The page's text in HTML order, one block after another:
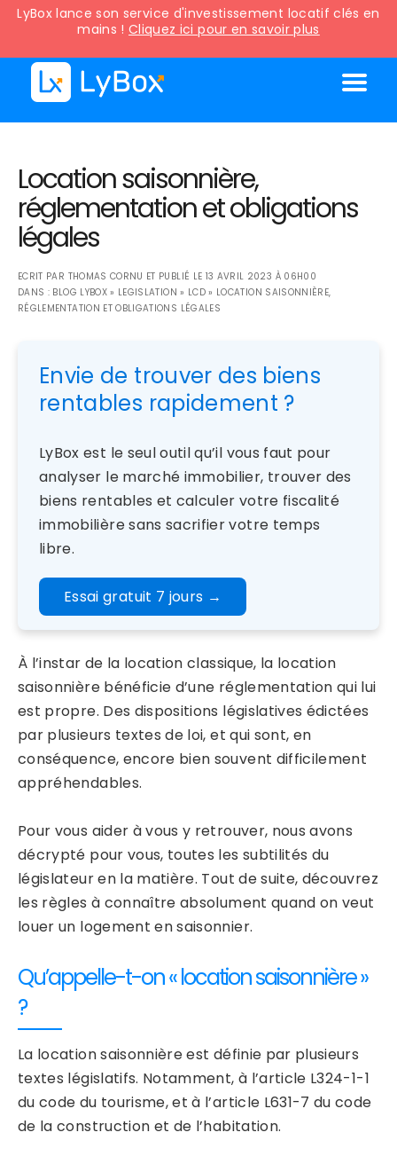
LyBox lance son service d'investissement locatif clés en
mains ! Cliquez ici pour en savoir plus
Location saisonnière,
réglementation et obligations
légales
ECRIT PAR THOMAS CORNU ET PUBLIÉ LE 13 AVRIL 2023 À 06H00
DANS : BLOG LYBOX» LEGISLATION » LCD » LOCATION SAISONNIÈRE,
RÉGLEMENTATION ET OBLIGATIONS LÉGALES
Envie de trouver des biens
rentables rapidement ?
LyBox est le seul outil qu’il vous faut pour
analyser le marché immobilier, trouver des
biens rentables et calculer votre fiscalité
immobilière sans sacrifier votre temps
libre.
Essai gratuit 7 jours →
À l’instar de la location classique, la location
saisonnière bénéficie d’une réglementation qui lui
est propre. Des dispositions législatives édictées
par plusieurs textes de loi, et qui sont, en
conséquence, encore bien souvent difficilement
appréhendables.
Pour vous aider à vous y retrouver, nous avons
décrypté pour vous, toutes les subtilités du
législateur en la matière. Tout de suite, découvrez
les règles à connaître absolument quand on veut
louer un logement en saisonnier.
Qu’appelle-t-on « location saisonnière »
?
La location saisonnière est définie par plusieurs
textes législatifs. Notamment, à l’article L324-1-1
du code du tourisme, et à l’article L631-7 du code
de la construction et de l’habitation.